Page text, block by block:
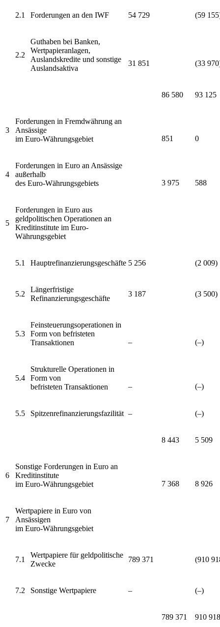
2.1 Forderungen an den IWF 54 729 (59
2.2
Guthaben bei Banken,
Wertpapieranlagen,
Auslandskredite und sonstige
Auslandsaktiva
31 851 (33
86 580 93 125
3
Forderungen in Fremdwährung an
Ansässige
im Euro-Währungsgebiet
851 0
4
Forderungen in Euro an Ansässige
außerhalb
des Euro-Währungsgebiets
3 975 588
5
Forderungen in Euro aus
geldpolitischen Operationen an
Kreditinstitute im Euro-
Währungsgebiet
5.1 Hauptrefinanzierungsgeschäfte 5 256 (2 009)
5.2
Längerfristige
Refinanzierungsgeschäfte
3 187 (3 500)
5.3
Feinsteuerungsoperationen in
Form von befristeten
Transaktionen
– (–)
5.4
Strukturelle Operationen in
Form von
befristeten Transaktionen
– (–)
5.5 Spitzenrefinanzierungsfazilität – (–)
8 443 5 509
6
Sonstige Forderungen in Euro an
Kreditinstitute
im Euro-Währungsgebiet
7 368 8 926
7
Wertpapiere in Euro von
Ansässigen
im Euro-Währungsgebiet
7.1
Wertpapiere für geldpolitische
Zwecke
789 371 (910
7.2 Sonstige Wertpapiere – (–)
789 371 910 918